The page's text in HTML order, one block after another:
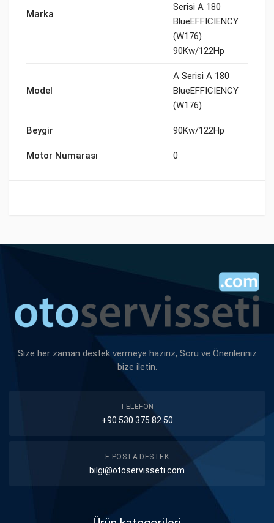
Marka
Serisi A 180
BlueEFFICIENCY
(W176)
90Kw/122Hp
Model
A Serisi A 180
BlueEFFICIENCY
(W176)
Beygir 90Kw/122Hp
Motor Numarası 0
Size her zaman destek vermeye hazırız, Soru ve Önerileriniz
bize iletin.
TELEFON
+90 530 375 82 50
E-POSTA DESTEK
bilgi@otoservisseti.com